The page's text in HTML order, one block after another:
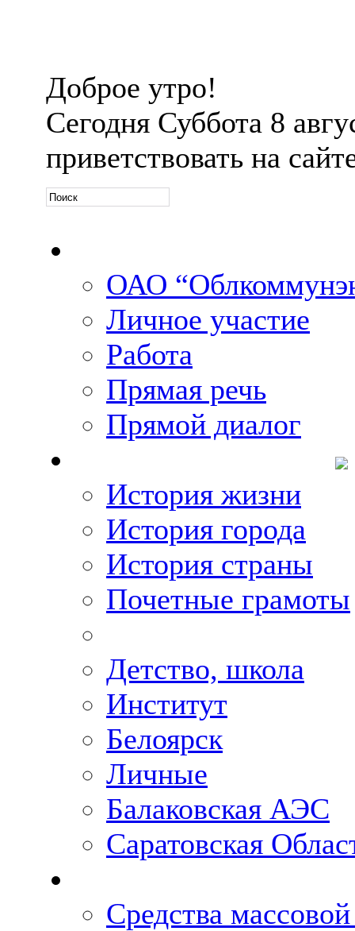
Доброе утро!
Сегодня Суббота 8
приветствовать на
ОАО
Личное участие
Работа
Прямая речь
Прямой диалог
История жизни
История города
История страны
Почетные грамоты
Детство, школа
Институт
Белоярск
Личные
Балаковская АЭС
Саратовская
Средства